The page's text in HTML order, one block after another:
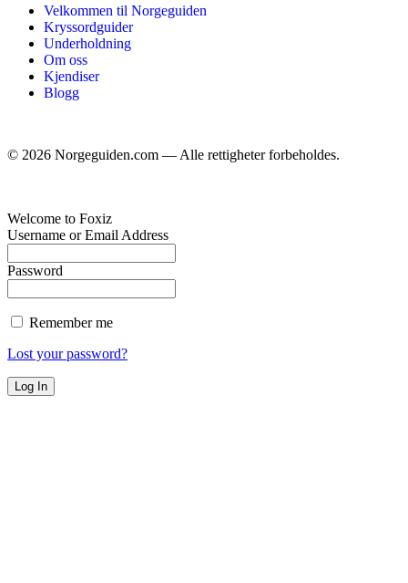
Velkommen til Norgeguiden
Kryssordguider
Underholdning
Om oss
Kjendiser
Blogg
© 2026 Norgeguiden.com — Alle rettigheter forbeholdes.
Welcome to Foxiz
Username or Email Address
Password
Remember me
Lost your password?